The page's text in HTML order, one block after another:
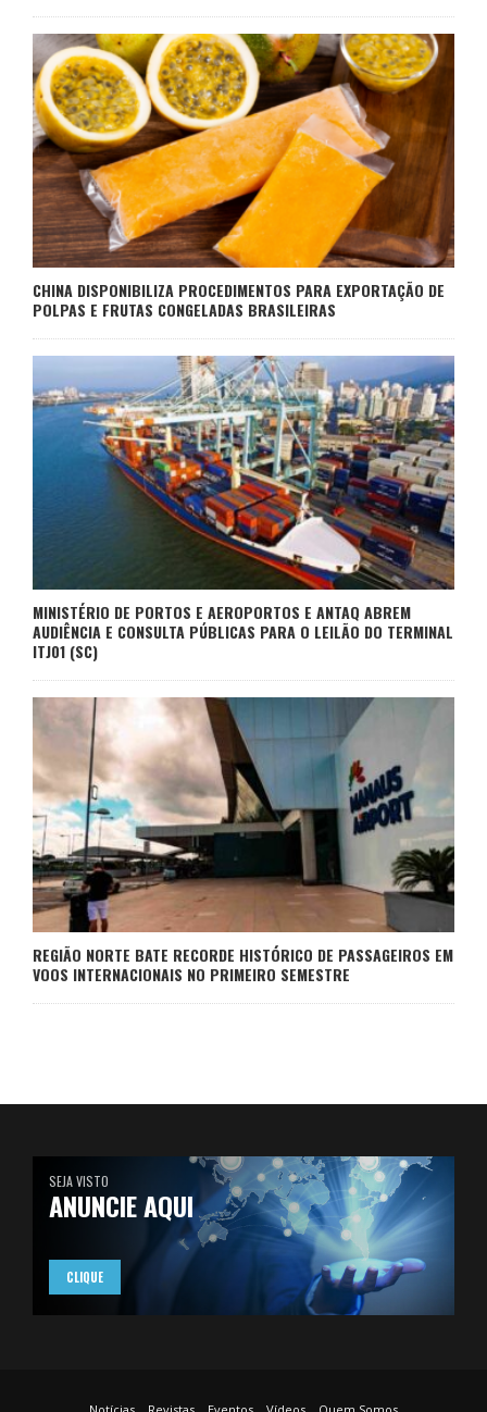
CHINA DISPONIBILIZA PROCEDIMENTOS PARA EXPORTAÇÃO DE
POLPAS E FRUTAS CONGELADAS BRASILEIRAS
MINISTÉRIO DE PORTOS E AEROPORTOS E ANTAQ ABREM
AUDIÊNCIA E CONSULTA PÚBLICAS PARA O LEILÃO DO TERMINAL
ITJ01 (SC)
REGIÃO NORTE BATE RECORDE HISTÓRICO DE PASSAGEIROS EM
VOOS INTERNACIONAIS NO PRIMEIRO SEMESTRE
SEJA VISTO
ANUNCIE AQUI
CLIQUE